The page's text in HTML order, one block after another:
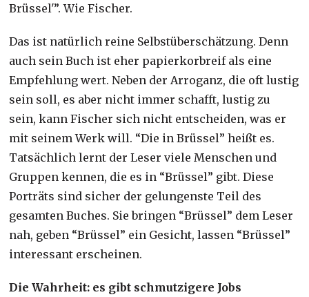
Brüssel'”. Wie Fischer.
Das ist natürlich reine Selbstüberschätzung. Denn
auch sein Buch ist eher papierkorbreif als eine
Empfehlung wert. Neben der Arroganz, die oft lustig
sein soll, es aber nicht immer schafft, lustig zu
sein, kann Fischer sich nicht entscheiden, was er
mit seinem Werk will. “Die in Brüssel” heißt es.
Tatsächlich lernt der Leser viele Menschen und
Gruppen kennen, die es in “Brüssel” gibt. Diese
Porträts sind sicher der gelungenste Teil des
gesamten Buches. Sie bringen “Brüssel” dem Leser
nah, geben “Brüssel” ein Gesicht, lassen “Brüssel”
interessant erscheinen.
Die Wahrheit: es gibt schmutzigere Jobs